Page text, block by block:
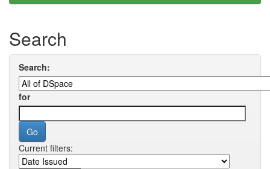
Search
Search:
for
Current filters: